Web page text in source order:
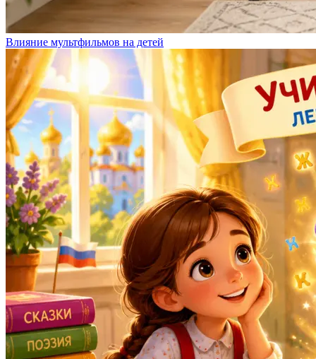
Влияние мультфильмов на детей